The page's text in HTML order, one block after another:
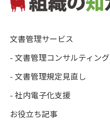
文書管理サービス
- 文書管理コンサルティング
- 文書管理規定見直し
- 社内電子化支援
お役立ち記事